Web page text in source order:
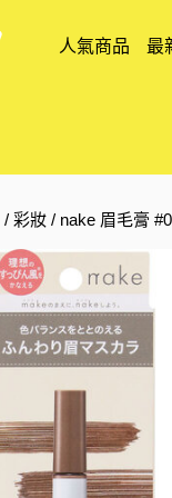
人氣商品 最
/彩妝 / nake 眉毛膏